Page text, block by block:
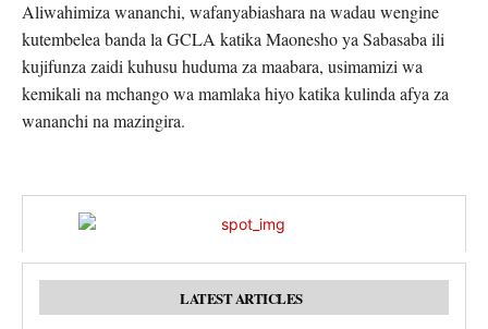
Aliwahimiza wananchi, wafanyabiashara na wadau wengine
kutembelea banda la GCLA katika Maonesho ya Sabasaba ili
kujifunza zaidi kuhusu huduma za maabara, usimamizi wa
kemikali na mchango wa mamlaka hiyo katika kulinda afya za
wananchi na mazingira.
LATEST ARTICLES